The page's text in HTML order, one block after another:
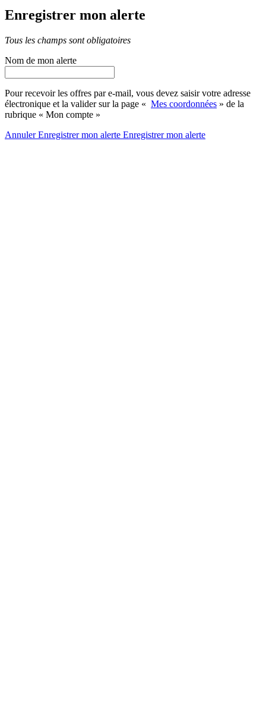
Enregistrer mon alerte
Tous les champs sont obligatoires
Nom de mon alerte
Pour recevoir les offres par e-mail, vous devez saisir votre adresse
électronique et la valider sur la page « Mes coordonnées » de la
rubrique « Mon compte »
AnnulerEnregistrer mon alerte Enregistrermon alerte